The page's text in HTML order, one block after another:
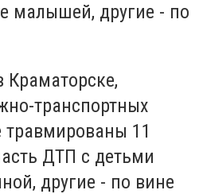
малышей, другие - по
транспортных
травмированы 11
ДТП с детьми
другие - по вине